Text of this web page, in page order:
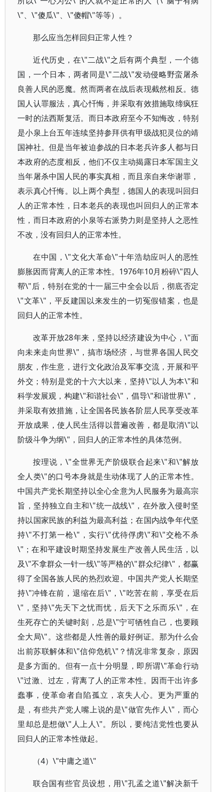
\"、\"傻瓜\"、\"傻帽\"等等）。
那么应当怎样回归正常人性？
近代历史，在\"二战\"之后有两个典型，一个德
国，一个日本，两者同是\"二战\"发动侵略野蛮屠杀
良善人民的恶魔。然而两者在战后表现截然相反。德
国人认罪服法，真心忏悔，并采取有效措施取缔疯狂
一时的法西斯复活。而日本政府至今不知悔改，特别
是小泉上台五年连续坚持参拜供有甲级战犯灵位的靖
国神社。但是当年被迫参战的日本老兵许多人都与日
本政府的态度相反，他们不仅主动揭露日本军国主义
当年屠杀中国人民的事实真相，而且亲自来华谢罪，
表示真心忏悔。以上两个典型，德国人的表现叫回归
人的正常本性，日本老兵的表现也叫回归人的正常本
性，而日本政府的小泉等右派势力则是坚持人之恶性
不改，没有回归人的正常本性。
在中国，\"文化大革命\"十年浩劫应叫人的恶性
膨胀因而背离人的正常本性。1976年10月粉碎\"四人
帮\"后，特别在党的十一届三中全会以后，彻底否定
\"文革\"，平反建国以来发生的一切冤假错案，也是
回归人的正常本性。
改革开放28年来，坚持以经济建设为中心，\"面
向未来走向世界\"，搞市场经济，与世界各国人民交
朋友，作生意，进行文化政治及军事交流，开展和平
外交；特别是党的十六大以来，坚持\"以人为本\"和
科学发展观，构建\"和谐社会\"，倡导\"和谐世界\"，
并采取有效措施，让全国各民族各阶层人民享受改革
开放成果，使人民生活得以普遍改善，都是取消\"以
阶级斗争为纲\"，回归人的正常本性的具体范例。
按理说，\"全世界无产阶级联合起来\"和\"解放
全人类\"的口号本身就是生动体现了人的正常本性。
中国共产党长期坚持以全心全意为人民服务为最高宗
旨，坚持独立自主和\"统一战线\"，在外敌入侵时坚
持以国家民族的利益为最高利益；在国内战争年代坚
持\"不打第一枪\"，实行\"优待俘虏\"和\"交枪不杀
\"；在和平建设时期坚持发展生产改善人民生活，以
及\"不拿群众一针一线\"等严格的\"群众纪律\"，都赢
得了全国各族人民的热烈欢迎。中国共产党人长期坚
持\"冲锋在前，退缩在后\"，\"吃苦在前，享受在后
\"，坚持\"先天下之忧而忧，后天下之乐而乐\"，在
生死存亡的关键时刻，总是\"宁可牺牲自己，也要顾
全大局\"。这些都是人性善的最好例证。那为什么会
出前苏联解体和\"信仰危机\"？情况非常复杂，原因
是多方面的。但有一点十分明显，即所谓\"革命行动
\"过激、过左，背离了人的正常本性。因而干出许多
蠢事，使革命者自陷孤立，哀失人心。更为严重的
是，有些共产党人嘴上说的是\"做官先作人\"，而心
里却总是想做\"人上人\"。所以，要纯洁党性也要从
回归人的正常本性做起。
（4）\"中庸之道\"
联合国有些官员设想，用\"孔孟之道\"解决新千